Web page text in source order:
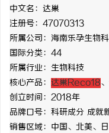
中文名：达巢
注册号： 47070313
所属公司：海南乐孕生物
国际分类： 44
所属行业：生物科技
核心产品： 达巢Reco18
创立时间： 2018年
品牌口号：科研成分 成就
销售区域：中国、北美、